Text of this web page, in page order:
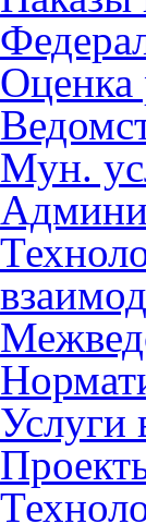
Оценка
Мун.
Услуги